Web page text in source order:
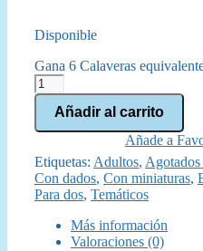
era:
69,95
Disponible
Gana 6 Calaveras
The
Witcher:
Viejo
-
Legendary
Hunt
Añadir al carrito
Añade a
Etiquetas: Adultos,
Con dados, Con miniaturas,
Para dos, Temáticos
Más información
Valoraciones (0)